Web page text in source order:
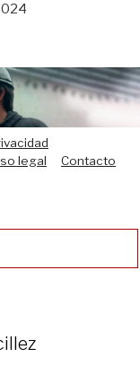
legal Contacto